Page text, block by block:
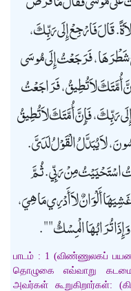
قَالَ فَارْجِعْ إِلَى رَبِّكَ،
فَرَجَعْتُ إِلَى مُوسَى
لاَ تُطِيقُ، فَرَاجَعْتُ
رَبِّكَ، فَإِنَّ أُمَّتَكَ لاَ تُطِيقُ
لاَ يُبَدَّلُ الْقَوْلُ لَدَىَّ.
اسْتَحْيَيْتُ مِنْ رَبِّي. ثُمَّ
أَلْوَانٌ لاَ أَدْرِي مَا هِيَ،
تُرَابُهَا الْمِسْكُ "".
பாடம் : 1 (விண்ணுலகப்
தொழுகை எவ்வாறு
அவர்கள் கூறுகிறார்கள்: